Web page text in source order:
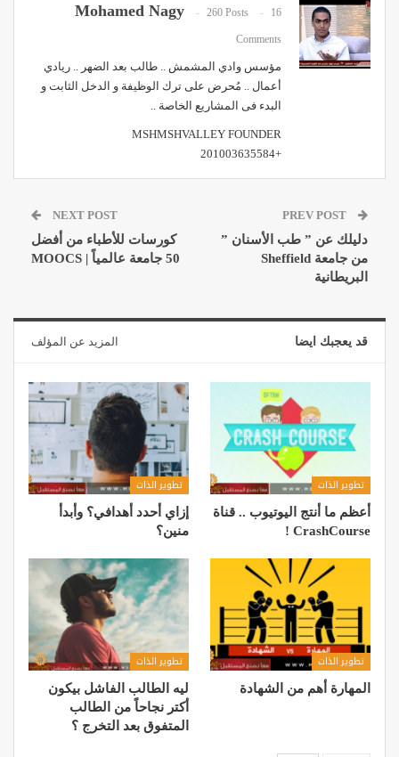
Mohamed Nagy 260 Posts 16
Comments
مؤسس وادي المشمش .. طالب بعد الضهر .. ريادي
أعمال .. مُحرض على ترك الوظيفة و الدخل الثابت و
البدء فى المشاريع الخاصة ..
MSHMSHVALLEY FOUNDER
+201003635584
دليلك عن ” طب الأسنان ”
من جامعة Sheffield
البريطانية
NEXT POST
كورسات للأطباء من أفضل
50 جامعة عالمياً | MOOCS
قد يعجبك ايضا المزيد عن المؤلف
تطوير الذات
أعظم ما أنتج اليوتيوب .. قناة
CrashCourse !
تطوير الذات
إزاي أحدد أهدافي؟ وأبدأ
منين؟
تطوير الذات
المهارة أهم من الشهادة
تطوير الذات
ليه الطالب الفاشل بيكون
أكتر نجاحاً من الطالب
المتفوق بعد التخرج ؟